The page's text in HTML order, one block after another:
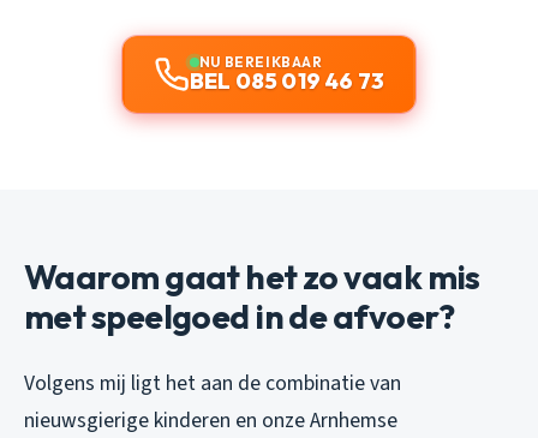
NU BEREIKBAAR
BEL 085 019 46 73
Waarom gaat het zo vaak mis
met speelgoed in de afvoer?
Volgens mij ligt het aan de combinatie van
nieuwsgierige kinderen en onze Arnhemse